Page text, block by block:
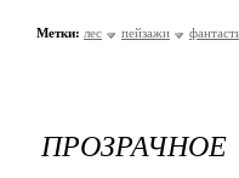
Метки: лес пейзажи
ПРОЗРАЧНОЕ